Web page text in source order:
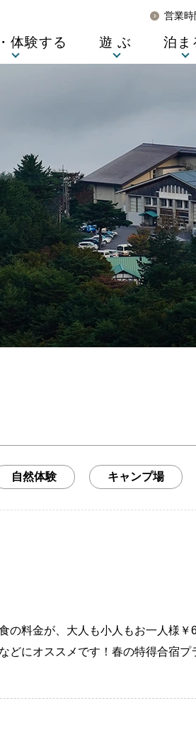
営業時
泊ま
遊 ぶ
体験する
自然体験 キャンプ場
の料金が、大人も小人もお一人様
どにオススメです！春の特得合宿